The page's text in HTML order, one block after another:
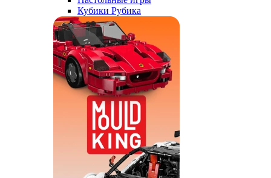
Кубики Рубика